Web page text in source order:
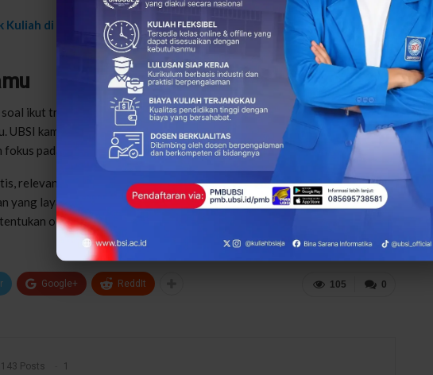
di UBSI Kampus Kalimalang: Biaya, Jurusan, dan Cara Daftar
soal ikut tren atau opini orang lain, tetapi soal apa yang paling sesuai
UBSI kampus Kalimalang menawarkan kombinasi yang cukup lengkap:
pada pengembangan skill.
relevan, dan bisa membantu kamu siap menghadapi dunia kerja, maka
yang layak dipertimbangkan secara serius. Karena pada akhirnya, kampus
oleh bagaimana kamu memanfaatkan peluang yang ada.
0
105
Google+ ReddIt
Posts 1